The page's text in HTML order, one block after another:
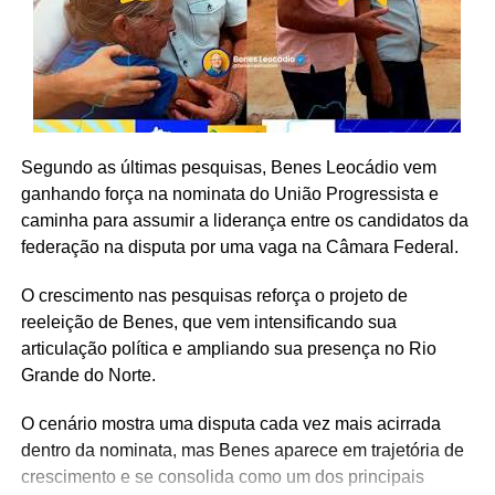
Segundo as últimas pesquisas, Benes Leocádio vem
ganhando força na nominata do União Progressista e
caminha para assumir a liderança entre os candidatos da
federação na disputa por uma vaga na Câmara Federal.
O crescimento nas pesquisas reforça o projeto de
reeleição de Benes, que vem intensificando sua
articulação política e ampliando sua presença no Rio
Grande do Norte.
O cenário mostra uma disputa cada vez mais acirrada
dentro da nominata, mas Benes aparece em trajetória de
crescimento e se consolida como um dos principais